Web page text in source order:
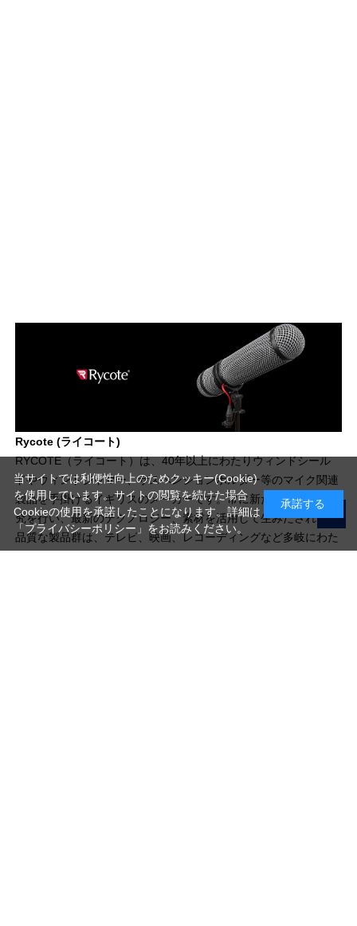
Rycote (ライコート)
RYCOTE（ライコート）は、40年以上にわたりウィンドシール
ドやウィンドジャマー、サスペンションホルダー等のマイク関連
製品を手掛けるイギリスのメーカーです。常に新たな製造法の研
究を行い、最新のテクノロジー、素材を活用して生みだされる高
品質な製品群は、テレビ、映画、レコーディングなど多岐にわた
当サイトでは利便性向上のためクッキー(Cookie)
を使用しています。サイトの閲覧を続けた場合
Cookieの使用を承諾したことになります。詳細は
「プライバシーポリシー」 をお読みください。
承諾する